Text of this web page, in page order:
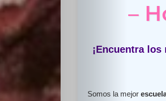
–
¡Encuentra
Somos la mejor